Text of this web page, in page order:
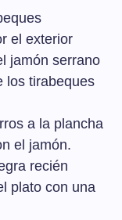
el exterior
jamón serrano
los tirabeques
a la plancha
el jamón.
recién
plato con una